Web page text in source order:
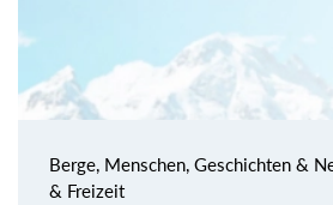
Berge, Menschen, Geschichten &
& Freizeit